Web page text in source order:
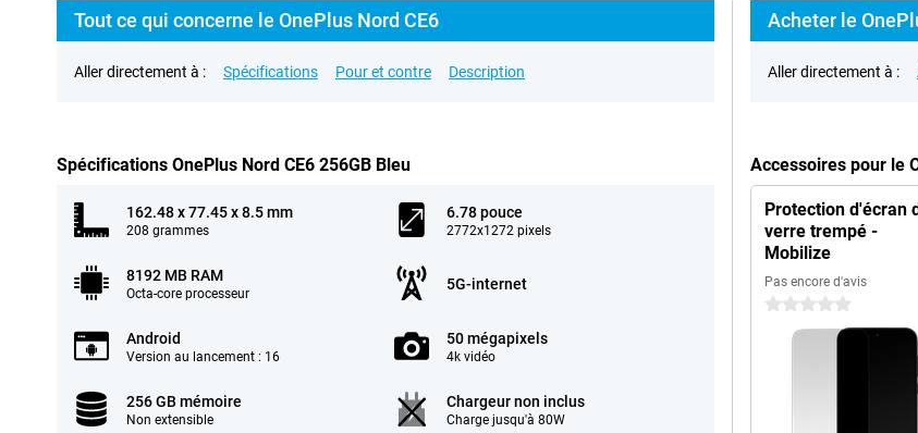
Tout ce qui concerne le OnePlus Nord CE6
Aller directement à : Spécifications Pour et contre Description
Spécifications OnePlus Nord CE6 256GB Bleu
162.48 x 77.45 x 8.5 mm
208 grammes
6.78 pouce
2772x1272 pixels
8192 MB RAM
Octa-core processeur
5G-internet
Android
Version au lancement : 16
50 mégapixels
4k vidéo
256 GB mémoire
Non extensible
Chargeur non inclus
Charge jusqu'à 80W
Acheter le
Aller directement à :
Accessoires pour le
Protection d'écran
verre trempé -
Mobilize
Pas encore d'avis
0 étoiles